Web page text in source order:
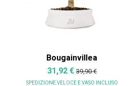
Bougainvillea
31,92 € 39,90 €
SPEDIZIONE VELOCE E VASO INCLUSO